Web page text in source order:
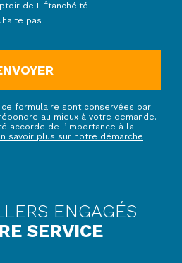
de L'Étanchéité
pas
formulaire sont conservées par
au mieux à votre demande.
accorde de l’importance à la
savoir plus sur notre démarche
ENGAGÉS
SERVICE